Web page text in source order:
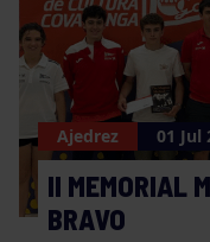
Ajedrez 01 Jul
II MEMORIAL
BRAVO